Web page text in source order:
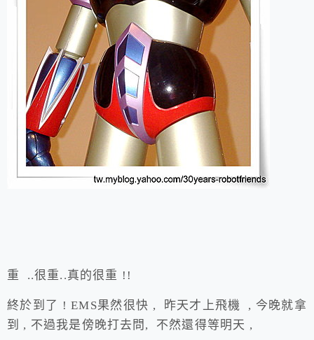
重 ..很重..真的很重 !!
終於到了 ! EMS果然很快 , 昨天才上飛機 , 今晚就拿
到 , 不過我是傍晚打去問, 不然還得等明天 ,